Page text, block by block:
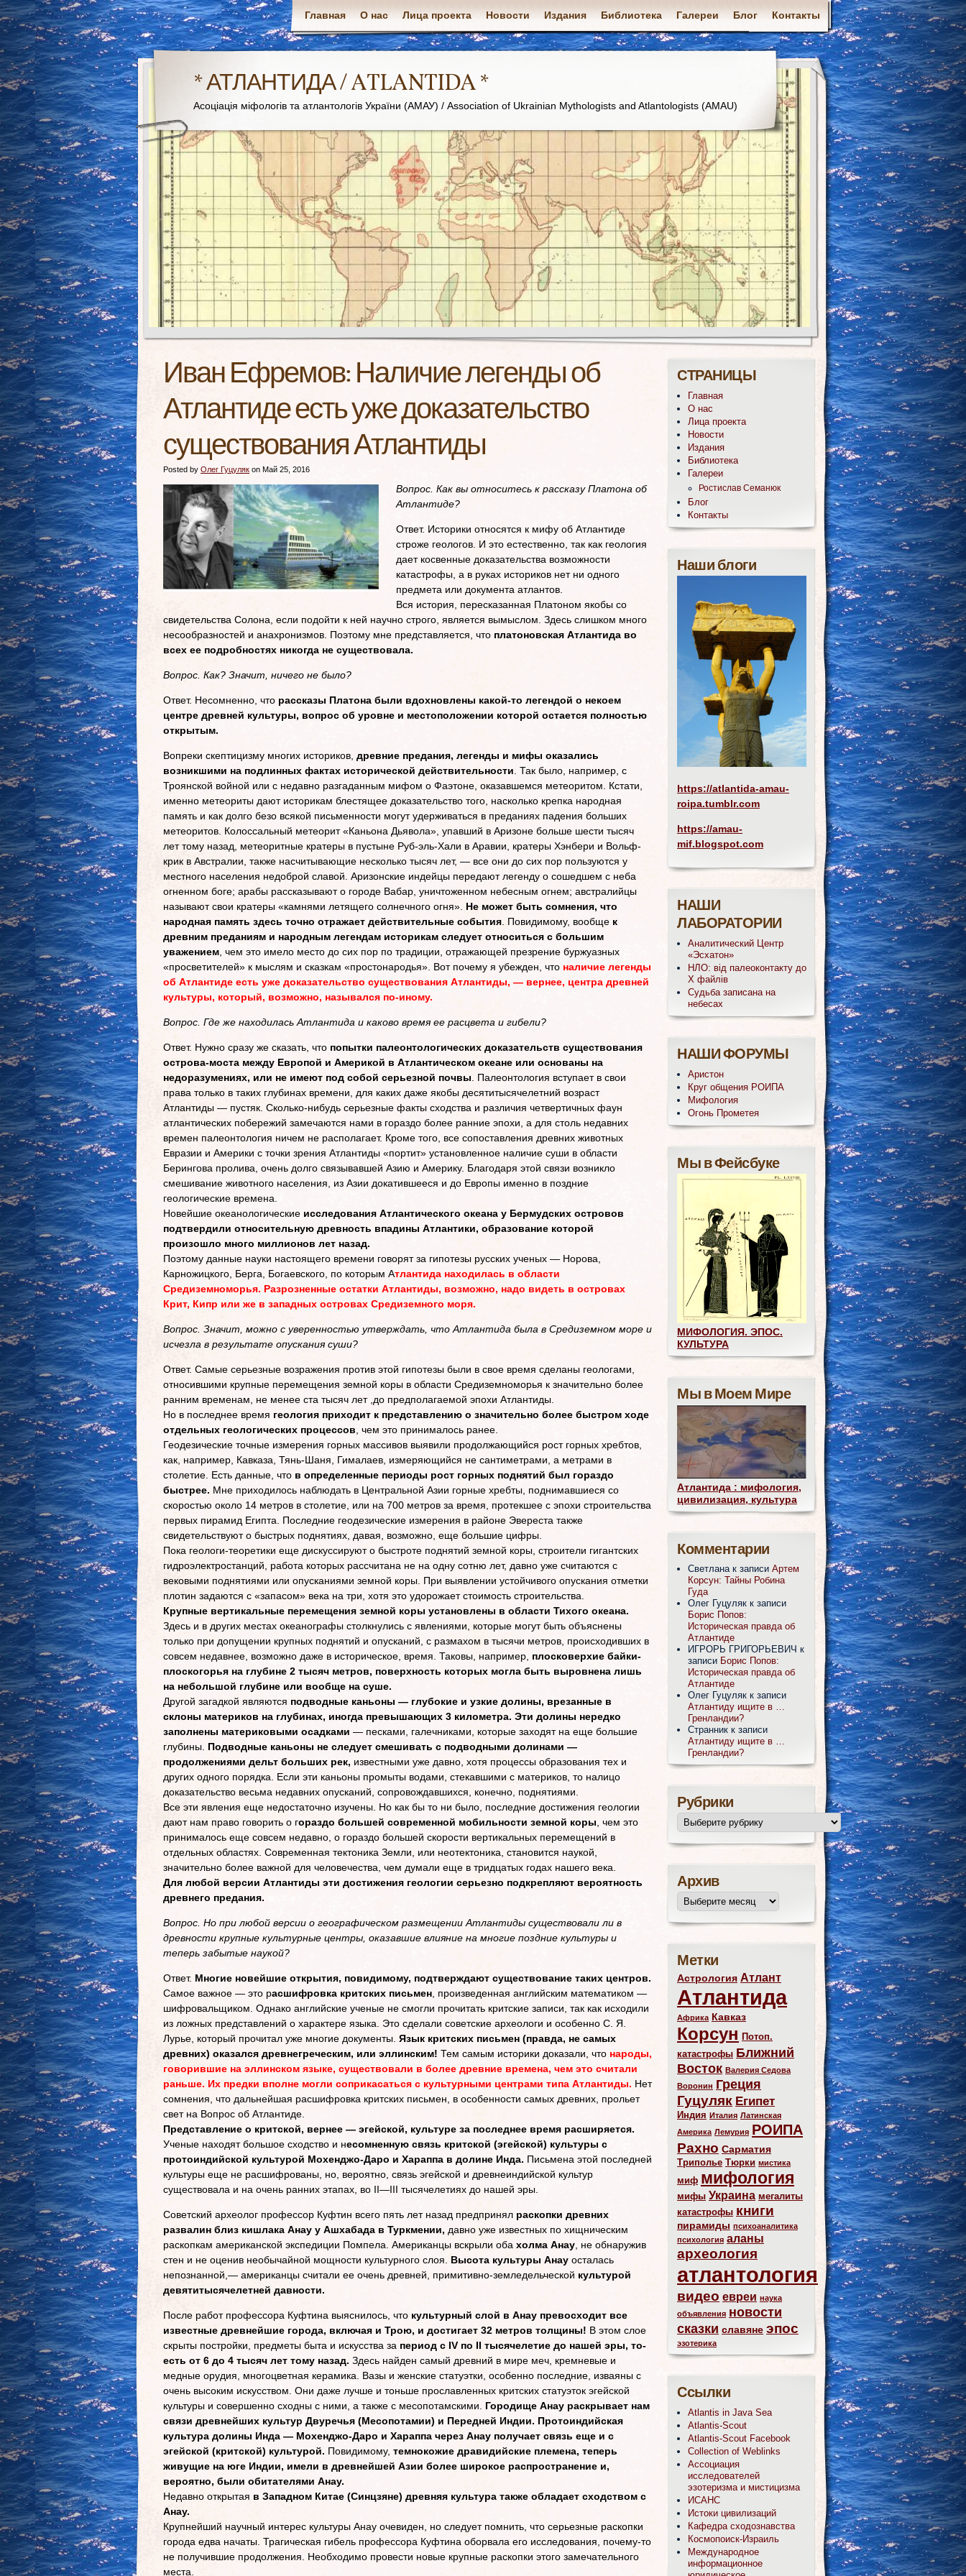
Главная О нас Лица проекта Новости Издания Библиотека Галереи Блог Контакты
* АТЛАНТИДА / ATLANTIDA *
Асоціація міфологів та атлантологів України (АМАУ) / Association of Ukrainian Mythologists and Atlantologists (AMAU)
Иван Ефремов: Наличие легенды об
Атлантиде есть уже доказательство
существования Атлантиды
Posted by Олег Гуцуляк on Май 25, 2016
Вопрос. Как вы относитесь к рассказу Платона об
Атлантиде?
Ответ. Историки относятся к мифу об Атлантиде
строже геологов. И это естественно, так как геология
дает косвенные доказательства возможности
катастрофы, а в руках историков нет ни одного
предмета или документа атлантов.
Вся история, пересказанная Платоном якобы со
свидетельства Солона, если подойти к ней научно строго, является вымыслом. Здесь слишком много
несообразностей и анахронизмов. Поэтому мне представляется, что платоновская Атлантида во
всех ее подробностях никогда не существовала.
Вопрос. Как? Значит, ничего не было?
Ответ. Несомненно, что рассказы Платона были вдохновлены какой-то легендой о некоем
центре древней культуры, вопрос об уровне и местоположении которой остается полностью
открытым.
Вопреки скептицизму многих историков, древние предания, легенды и мифы оказались
возникшими на подлинных фактах исторической действительности . Так было, например, с
Троянской войной или с недавно разгаданным мифом о Фаэтоне, оказавшемся метеоритом. Кстати,
именно метеориты дают историкам блестящее доказательство того, насколько крепка народная
память и как долго безо всякой письменности могут удерживаться в преданиях падения больших
метеоритов. Колоссальный метеорит «Каньона Дьявола», упавший в Аризоне больше шести тысяч
лет тому назад, метеоритные кратеры в пустыне Руб-эль-Хали в Аравии, кратеры Хэнбери и Вольф-
крик в Австралии, также насчитывающие несколько тысяч лет, — все они до сих пор пользуются у
местного населения недоброй славой. Аризонские индейцы передают легенду о сошедшем с неба
огненном боге; арабы рассказывают о городе Вабар, уничтоженном небесным огнем; австралийцы
называют свои кратеры «камнями летящего солнечного огня». Не может быть сомнения, что
народная память здесь точно отражает действительные события . Повидимому, вообще к
древним преданиям и народным легендам историкам следует относиться с большим
уважением , чем это имело место до сих пор по традиции, отражающей презрение буржуазных
«просветителей» к мыслям и сказкам «простонародья». Вот почему я убежден, что наличие легенды
об Атлантиде есть уже доказательство существования Атлантиды, — вернее, центра древней
культуры, который, возможно, назывался по-иному.
Вопрос. Где же находилась Атлантида и каково время ее расцвета и гибели?
Ответ. Нужно сразу же сказать, что попытки палеонтологических доказательств существования
острова-моста между Европой и Америкой в Атлантическом океане или основаны на
недоразумениях, или не имеют под собой серьезной почвы . Палеонтология вступает в свои
права только в таких глубинах времени, для каких даже якобы десятитысячелетний возраст
Атлантиды — пустяк. Сколько-нибудь серьезные факты сходства и различия четвертичных фаун
атлантических побережий замечаются нами в гораздо более ранние эпохи, а для столь недавних
времен палеонтология ничем не располагает. Кроме того, все сопоставления древних животных
Евразии и Америки с точки зрения Атлантиды «портит» установленное наличие суши в области
Берингова пролива, очень долго связывавшей Азию и Америку. Благодаря этой связи возникло
смешивание животного населения, из Азии докатившееся и до Европы именно в поздние
геологические времена.
Новейшие океанологические исследования Атлантического океана у Бермудских островов
подтвердили относительную древность впадины Атлантики, образование которой
произошло много миллионов лет назад.
Поэтому данные науки настоящего времени говорят за гипотезы русских ученых — Норова,
Карножицкого, Берга, Богаевского, по которым Атлантида находилась в области
Средиземноморья. Разрозненные остатки Атлантиды, возможно, надо видеть в островах
Крит, Кипр или же в западных островах Средиземного моря.
Вопрос. Значит, можно с уверенностью утверждать, что Атлантида была в Средиземном море и
исчезла в результате опускания суши?
Ответ. Самые серьезные возражения против этой гипотезы были в свое время сделаны геологами,
относившими крупные перемещения земной коры в области Средиземноморья к значительно более
ранним временам, не менее ста тысяч лет ,до предполагаемой эпохи Атлантиды.
Но в последнее время геология приходит к представлению о значительно более быстром ходе
отдельных геологических процессов , чем это принималось ранее.
Геодезические точные измерения горных массивов выявили продолжающийся рост горных хребтов,
как, например, Кавказа, Тянь-Шаня, Гималаев, измеряющийся не сантиметрами, а метрами в
столетие. Есть данные, что в определенные периоды рост горных поднятий был гораздо
быстрее. Мне приходилось наблюдать в Центральной Азии горные хребты, поднимавшиеся со
скоростью около 14 метров в столетие, или на 700 метров за время, протекшее с эпохи строительства
первых пирамид Египта. Последние геодезические измерения в районе Эвереста также
свидетельствуют о быстрых поднятиях, давая, возможно, еще большие цифры.
Пока геологи-теоретики еще дискуссируют о быстроте поднятий земной коры, строители гигантских
гидроэлектростанций, работа которых рассчитана не на одну сотню лет, давно уже считаются с
вековыми поднятиями или опусканиями земной коры. При выявлении устойчивого опускания отметки
плотин задаются с «запасом» века на три, хотя это удорожает стоимость строительства.
Крупные вертикальные перемещения земной коры установлены в области Тихого океана.
Здесь и в других местах океанографы столкнулись с явлениями, которые могут быть объяснены
только при допущении крупных поднятий и опусканий, с размахом в тысячи метров, происходивших в
совсем недавнее, возможно даже в историческое, время. Таковы, например, плосковерхие байки-
плоскогорья на глубине 2 тысяч метров, поверхность которых могла быть выровнена лишь
на небольшой глубине или вообще на суше.
Другой загадкой являются подводные каньоны — глубокие и узкие долины, врезанные в
склоны материков на глубинах, иногда превышающих 3 километра. Эти долины нередко
заполнены материковыми осадками — песками, галечниками, которые заходят на еще большие
глубины. Подводные каньоны не следует смешивать с подводными долинами —
продолжениями дельт больших рек, известными уже давно, хотя процессы образования тех и
других одного порядка. Если эти каньоны промыты водами, стекавшими с материков, то налицо
доказательство весьма недавних опусканий, сопровождавшихся, конечно, поднятиями.
Все эти явления еще недостаточно изучены. Но как бы то ни было, последние достижения геологии
дают нам право говорить о гораздо большей современной мобильности земной коры , чем это
принималось еще совсем недавно, о гораздо большей скорости вертикальных перемещений в
отдельных областях. Современная тектоника Земли, или неотектоника, становится наукой,
значительно более важной для человечества, чем думали еще в тридцатых годах нашего века.
Для любой версии Атлантиды эти достижения геологии серьезно подкрепляют вероятность
древнего предания.
Вопрос. Но при любой версии о географическом размещении Атлантиды существовали ли в
древности крупные культурные центры, оказавшие влияние на многие поздние культуры и
теперь забытые наукой?
Ответ. Многие новейшие открытия, повидимому, подтверждают существование таких центров.
Самое важное — это расшифровка критских письмен , произведенная английским математиком —
шифровальщиком. Однако английские ученые не смогли прочитать критские записи, так как исходили
из ложных представлений о характере языка. Это сделали советские археологи и особенно С. Я.
Лурье, который прочитал уже многие документы. Язык критских письмен (правда, не самых
древних) оказался древнегреческим, или эллинским! Тем самым историки доказали, что народы,
говорившие на эллинском языке, существовали в более древние времена, чем это считали
раньше. Их предки вполне могли соприкасаться с культурными центрами типа Атлантиды. Нет
сомнения, что дальнейшая расшифровка критских письмен, в особенности самых древних, прольет
свет на Вопрос об Атлантиде.
Представление о критской, вернее — эгейской, культуре за последнее время расширяется.
Ученые находят большое сходство и несомненную связь критской (эгейской) культуры с
протоиндийской культурой Мохенджо-Даро и Хараппа в долине Инда. Письмена этой последней
культуры еще не расшифрованы, но, вероятно, связь эгейской и древнеиндийской культур
существовала и на очень ранних этапах, во II—III тысячелетиях до нашей эры.
Советский археолог профессор Куфтин всего пять лет назад предпринял раскопки древних
развалин близ кишлака Анау у Ашхабада в Туркмении, давно уже известных по хищническим
раскопкам американской экспедиции Помпела. Американцы вскрыли оба холма Анау , не обнаружив
стен и не оценив необычайной мощности культурного слоя. Высота культуры Анау осталась
непознанной,— американцы считали ее очень древней, примитивно-земледельческой культурой
девятитысячелетней давности.
После работ профессора Куфтина выяснилось, что культурный слой в Анау превосходит все
известные древнейшие города, включая и Трою, и достигает 32 метров толщины! В этом слое
скрыты постройки, предметы быта и искусства за период с IV по II тысячелетие до нашей эры, то-
есть от 6 до 4 тысяч лет тому назад. Здесь найден самый древний в мире меч, кремневые и
медные орудия, многоцветная керамика. Вазы и женские статуэтки, особенно последние, изваяны с
очень высоким искусством. Они даже лучше и тоньше прославленных критских статуэток эгейской
культуры и совершенно сходны с ними, а также с месопотамскими. Городище Анау раскрывает нам
связи древнейших культур Двуречья (Месопотамии) и Передней Индии. Протоиндийская
культура долины Инда — Мохенджо-Даро и Хараппа через Анау получает связь еще и с
эгейской (критской) культурой. Повидимому, темнокожие дравидийские племена, теперь
живущие на юге Индии, имели в древнейшей Азии более широкое распространение и,
вероятно, были обитателями Анау.
Недавно открытая в Западном Китае (Синцзяне) древняя культура также обладает сходством с
Анау.
Крупнейший научный интерес культуры Анау очевиден, но следует помнить, что серьезные раскопки
города едва начаты. Трагическая гибель профессора Куфтина оборвала его исследования, почему-то
не получившие продолжения. Необходимо провести новые крупные раскопки этого замечательного
места.
СТРАНИЦЫ
Главная
О нас
Лица проекта
Новости
Издания
Библиотека
Галереи
Ростислав Семанюк
Блог
Контакты
Наши блоги
https://atlantida-amau-
roipa.tumblr.com
https://amau-
mif.blogspot.com
НАШИ
ЛАБОРАТОРИИ
Аналитический Центр
«Эсхатон»
НЛО: від палеоконтакту до
Х файлів
Судьба записана на
небесах
НАШИ ФОРУМЫ
Аристон
Круг общения РОИПА
Мифология
Огонь Прометея
Мы в Фейсбуке
МИФОЛОГИЯ. ЭПОС.
КУЛЬТУРА
Мы в Моем Мире
Атлантида : мифология,
цивилизация, культура
Комментарии
Светлана к записи Артем
Корсун: Тайны Робина
Гуда
Олег Гуцуляк к записи
Борис Попов:
Историческая правда об
Атлантиде
ИГРОРЬ ГРИГОРЬЕВИЧ к
записи Борис Попов:
Историческая правда об
Атлантиде
Олег Гуцуляк к записи
Атлантиду ищите в …
Гренландии?
Странник к записи
Атлантиду ищите в …
Гренландии?
Рубрики
Архив
Метки
Астрология Атлант
Атлантида
Африка Кавказ
Корсун Потоп.
катастрофы Ближний
Восток Валерия Седова
Воронин Греция
Гуцуляк Египет
Индия Италия Латинская
Америка Лемурия РОИПА
Рахно Сарматия
Триполье Тюрки мистика
миф мифология
мифы Украина мегалиты
катастрофы книги
пирамиды психоаналитика
психология аланы
археология
атлантология
видео евреи наука
объявления новости
сказки славяне эпос
эзотерика
Ссылки
Atlantis in Java Sea
Atlantis-Scout
Atlantis-Scout Facebook
Collection of Weblinks
Ассоциация
исследователей
эзотеризма и мистицизма
ИСАНС
Истоки цивилизаций
Кафедра сходознавства
Космопоиск-Израиль
Международное
информационное